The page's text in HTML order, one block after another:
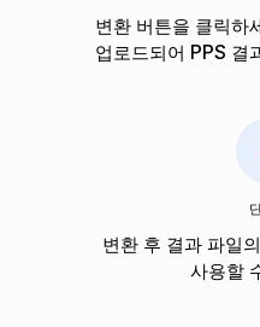
변환 버튼을 클릭하
업로드되어 PPS 결
변환 후 결과 파일
사용할